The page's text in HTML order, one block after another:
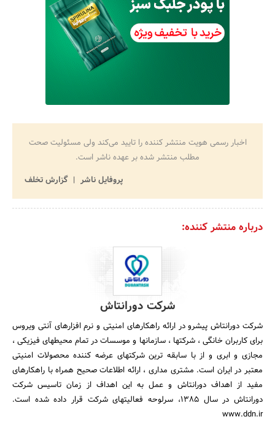
اخبار رسمی هویت منتشر کننده را تایید می‌کند ولی مسئولیت صحت
مطلب منتشر شده بر عهده ناشر است.
پروفایل ناشر
گزارش تخلف
درباره منتشر کننده:
شرکت دورانتاش
شرکت دورانتاش پیشرو در ارائه راهکارهای امنیتی و نرم افزارهای آنتی ویروس
برای کاربران خانگی ، شرکتها ، سازمانها و موسسات در تمام محیطهای فیزیکی ،
مجازی و ابری و از با سابقه ترین شرکتهای عرضه کننده محصولات امنیتی
معتبر در ایران است. مشتری مداری ، ارائه اطلاعات صحیح همراه با راهکارهای
مفید از اهداف دورانتاش و عمل به این اهداف از زمان تاسیس شرکت
دورانتاش در سال 1385، سرلوحه فعالیتهای شرکت قرار داده شده است.
www.ddn.ir